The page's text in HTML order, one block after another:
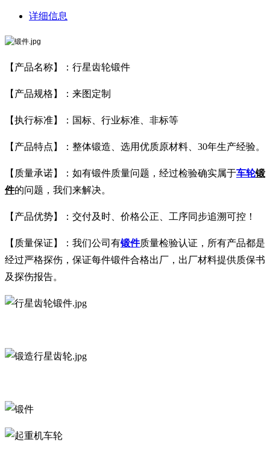
详细信息
【产品名称】：行星齿轮锻件
【产品规格】：来图定制
【执行标准】：国标、行业标准、非标等
【产品特点】：整体锻造、选用优质原材料、30年生产经验。
【质量承诺】：如有锻件质量问题，经过检验确实属于车轮锻
件的问题，我们来解决。
【产品优势】：交付及时、价格公正、工序同步追溯可控！
【质量保证】：我们公司有锻件质量检验认证，所有产品都是
经过严格探伤，保证每件锻件合格出厂，出厂材料提供质保书
及探伤报告。